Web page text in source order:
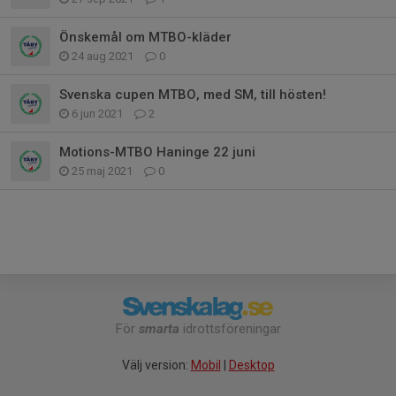
Önskemål om MTBO-kläder
24 aug 2021 0
Svenska cupen MTBO, med SM, till hösten!
6 jun 2021 2
Motions-MTBO Haninge 22 juni
25 maj 2021 0
För smarta idrottsföreningar
Välj version: Mobil Desktop